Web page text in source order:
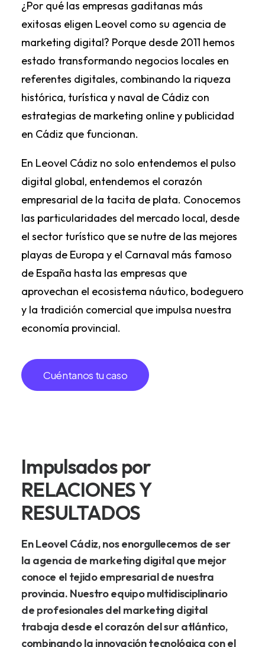
¿Por qué las empresas gaditanas más
exitosas eligen Leovel como su agencia de
marketing digital? Porque desde 2011 hemos
estado transformando negocios locales en
referentes digitales, combinando la riqueza
histórica, turística y naval de Cádiz con
estrategias de marketing online y publicidad
en Cádiz que funcionan.
En Leovel Cádiz no solo entendemos el pulso
digital global, entendemos el corazón
empresarial de la tacita de plata. Conocemos
las particularidades del mercado local, desde
el sector turístico que se nutre de las mejores
playas de Europa y el Carnaval más famoso
de España hasta las empresas que
aprovechan el ecosistema náutico, bodeguero
y la tradición comercial que impulsa nuestra
economía provincial.
Cuéntanos tu caso
Impulsados por
RELACIONES Y
RESULTADOS
En Leovel Cádiz,nos enorgullecemos de ser
la agencia de marketing digitalque mejor
conoce el tejidoempresarialde nuestra
provincia. Nuestroequipo multidisciplinario
de profesionalesdel marketing digital
trabaja desde elcorazón delsur atlántico,
combinandola innovacióntecnológica con el